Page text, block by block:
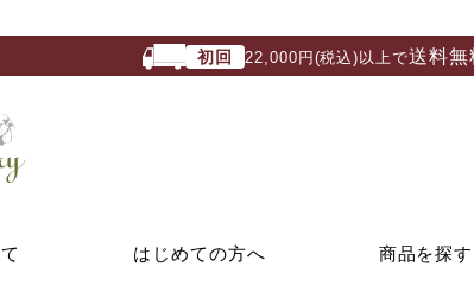
初回 22,000円(税込)以上で送料無
はじめての方へ 商品を探す